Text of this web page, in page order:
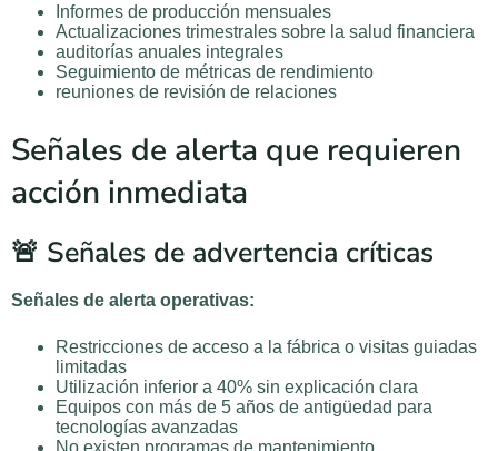
Informes de producción mensuales
Actualizaciones trimestrales sobre la salud financiera
auditorías anuales integrales
Seguimiento de métricas de rendimiento
reuniones de revisión de relaciones
Señales de alerta que requieren
acción inmediata
🚨 Señales de advertencia críticas
Señales de alerta operativas:
Restricciones de acceso a la fábrica o visitas guiadas
limitadas
Utilización inferior a 40% sin explicación clara
Equipos con más de 5 años de antigüedad para
tecnologías avanzadas